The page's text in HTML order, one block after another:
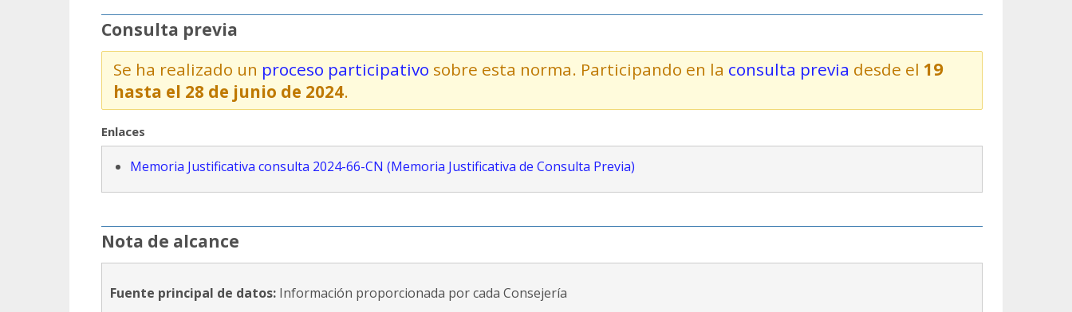
Consulta previa
Se ha realizado un proceso participativo sobre esta norma. Participando en la consulta previa desde el 19
hasta el 28 de junio de 2024.
Enlaces
Memoria Justificativa consulta 2024-66-CN (Memoria Justificativa de Consulta Previa)
Nota de alcance
Fuente principal de datos: Información proporcionada por cada Consejería